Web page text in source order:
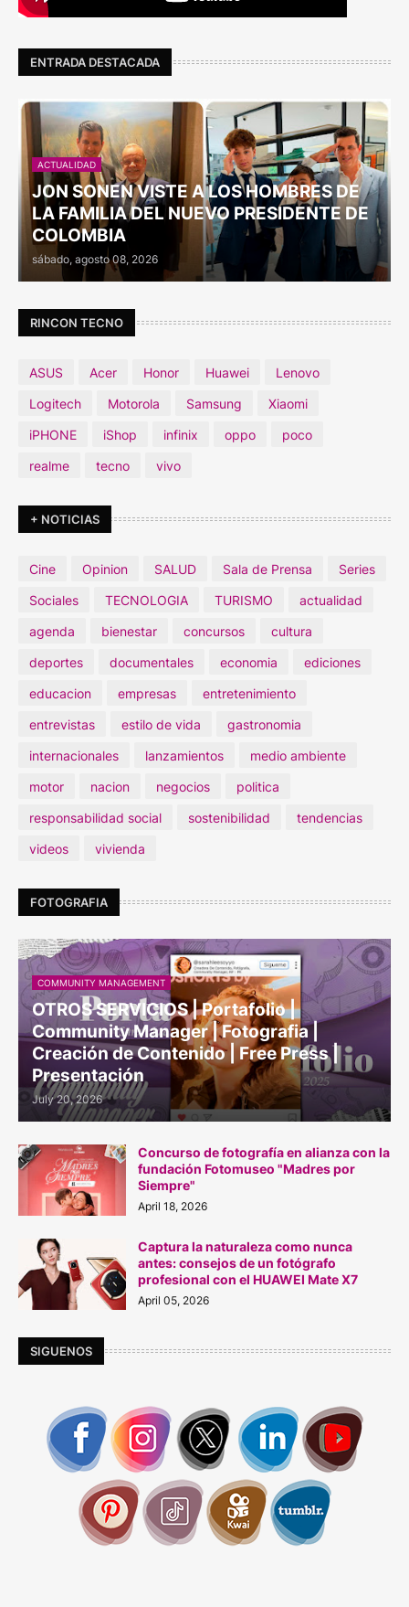
ENTRADA DESTACADA
ACTUALIDAD
JON SONEN VISTE A LOS HOMBRES DE
LA FAMILIA DEL NUEVO PRESIDENTE DE
COLOMBIA
sábado, agosto 08, 2026
RINCON TECNO
ASUS Acer Honor Huawei
Lenovo
Logitech
Motorola Samsung
Xiaomi
iPHONE
iShop infinix oppo
poco
realme
tecno vivo
+ NOTICIAS
Cine Opinion SALUD Sala de Prensa
Series
Sociales
TECNOLOGIA TURISMO
actualidad
agenda
bienestar concursos
cultura
deportes
documentales economia
ediciones
educacion
empresas
entretenimiento
entrevistas
estilo de vida
gastronomia
internacionales
lanzamientos
medio ambiente
motor
nacion negocios
politica
responsabilidad social
sostenibilidad
tendencias
videos
vivienda
FOTOGRAFIA
COMMUNITY MANAGEMENT
OTROS SERVICIOS | Portafolio |
Community Manager | Fotografia |
Creación de Contenido | Free Press |
Presentación
July 20, 2026
Concurso de fotografía en alianza con la
fundación Fotomuseo "Madres por
Siempre"
April 18, 2026
Captura la naturaleza como nunca
antes: consejos de un fotógrafo
profesional con el HUAWEI Mate X7
April 05, 2026
SIGUENOS